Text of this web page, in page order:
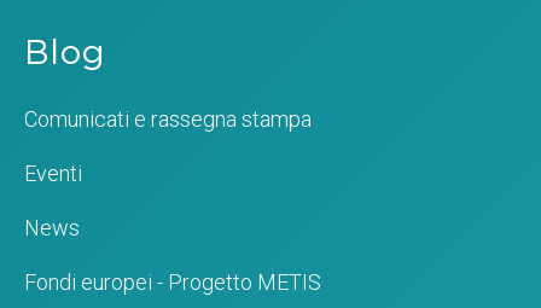
Blog
Comunicati e rassegna stampa
Eventi
News
Fondi europei - Progetto METIS